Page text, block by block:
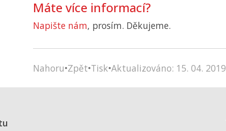
Máte více informací?
Napište nám, prosím. Děkujeme.
Nahoru•Zpět•Tisk•Aktualizováno: 15. 04. 2019